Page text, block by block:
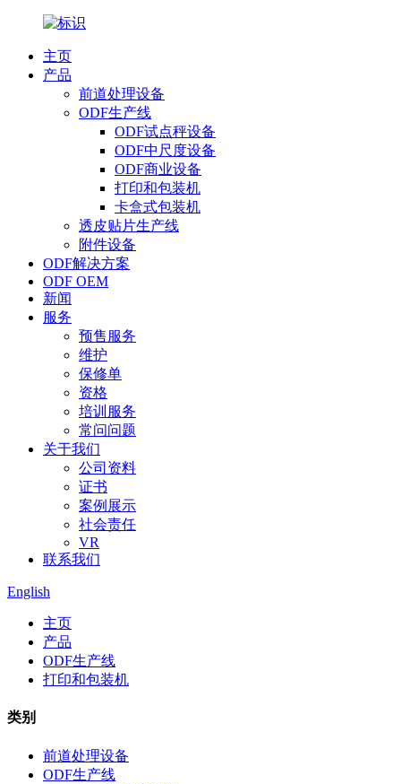
主页
产品
前道处理设备
ODF生产线
ODF试点秤设备
ODF中尺度设备
ODF商业设备
打印和包装机
卡盒式包装机
透皮贴片生产线
附件设备
ODF解决方案
ODF OEM
新闻
服务
预售服务
维护
保修单
资格
培训服务
常问问题
关于我们
公司资料
证书
案例展示
社会责任
VR
联系我们
English
主页
产品
ODF生产线
打印和包装机
类别
前道处理设备
ODF生产线